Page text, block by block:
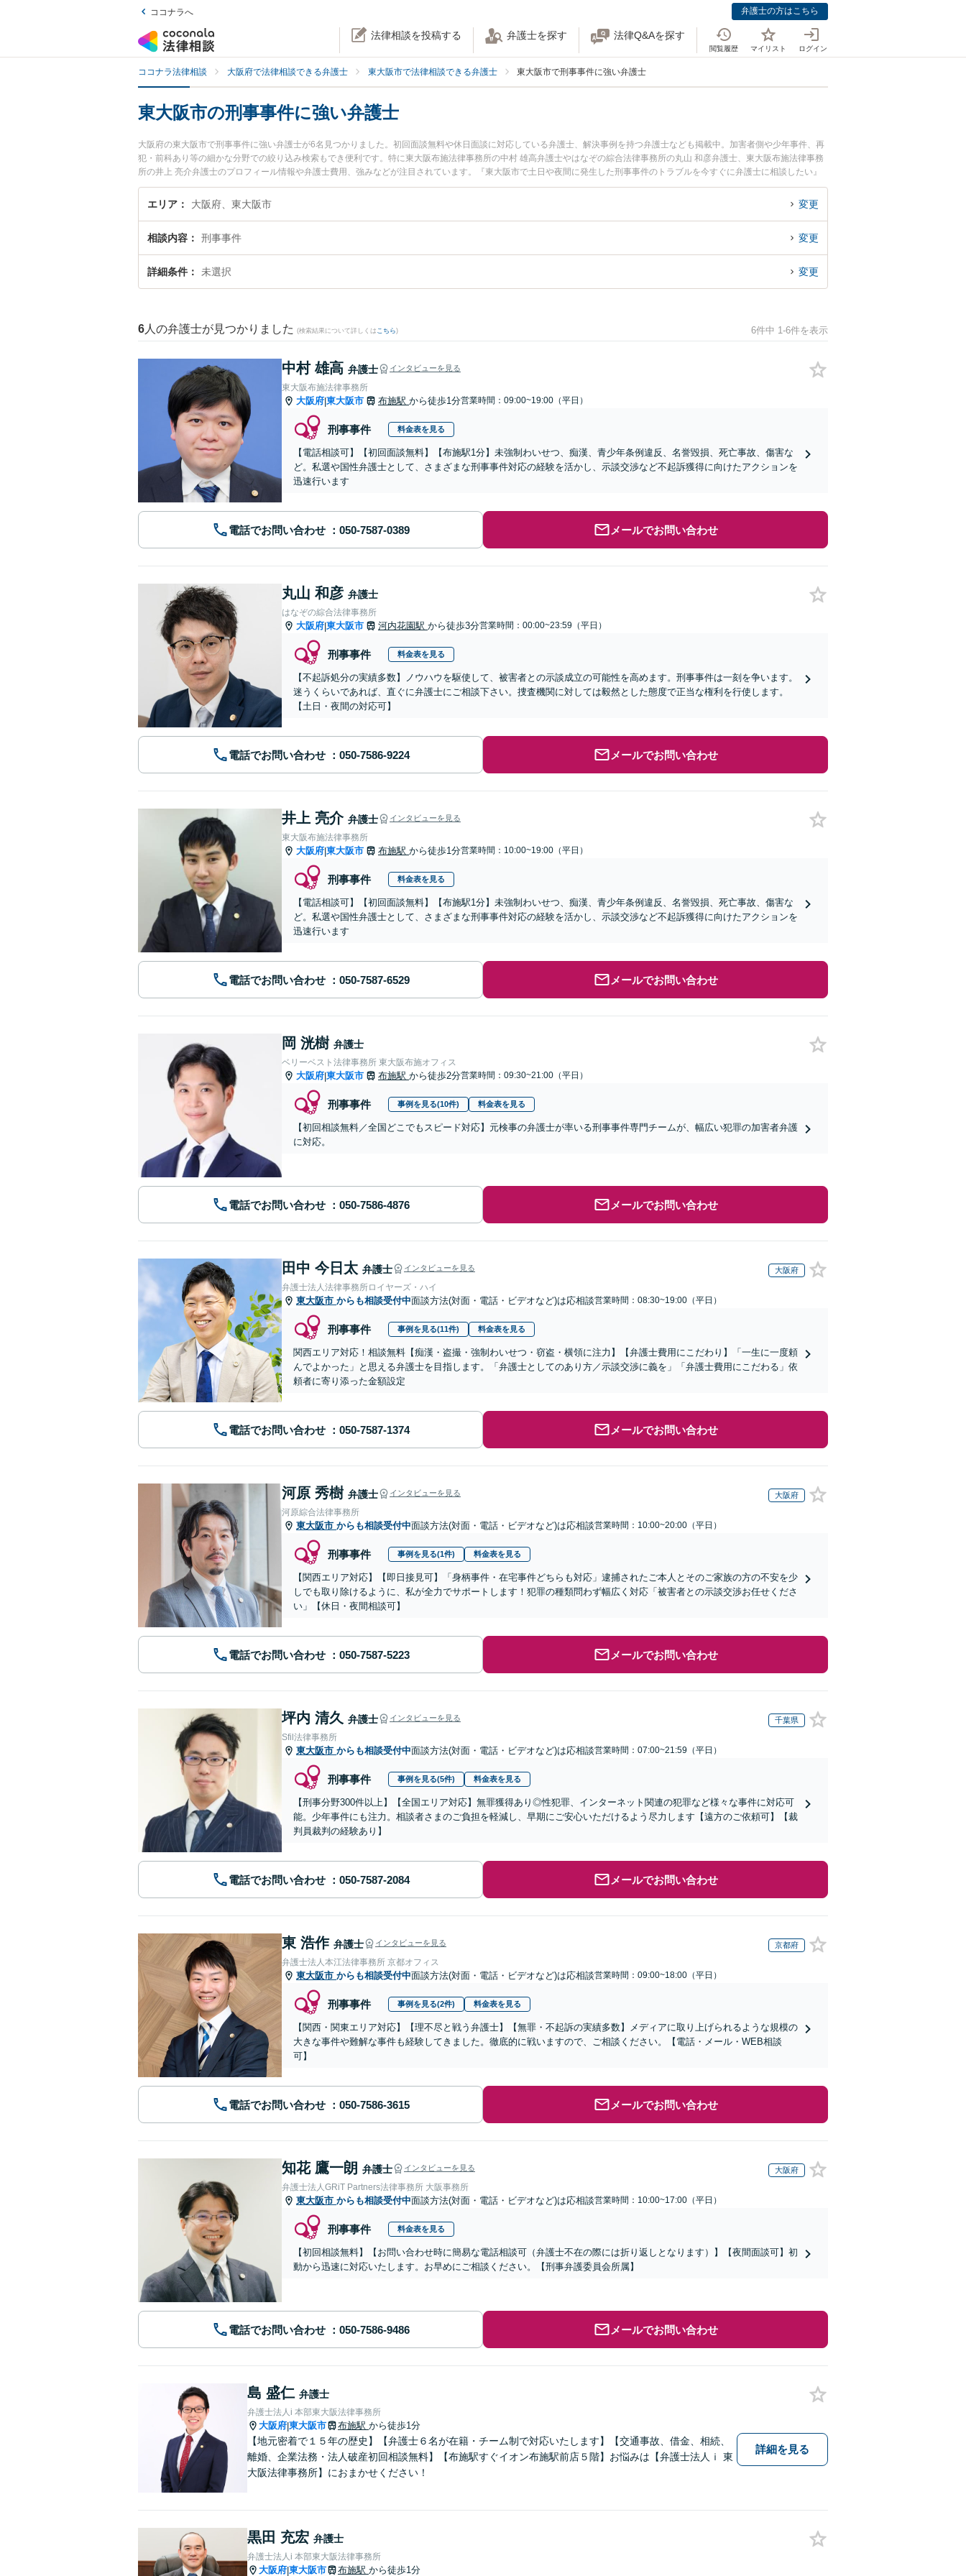
ココナラへ 弁護士の方はこちら
法律相談を投稿する 弁護士を探す 法律Q&Aを探す
閲覧履歴 マイリスト ログイン
ココナラ法律相談 大阪府で法律相談できる弁護士 東大阪市で法律相談できる弁護士 東大阪市で刑事事件に強い弁護士
東大阪市の刑事事件に強い弁護士
大阪府の東大阪市で刑事事件に強い弁護士が6名見つかりました。初回面談無料や休日面談に対応している弁護士、解決事例を持つ弁護士なども掲載中。加害者側や少年事件、再
犯・前科あり等の細かな分野での絞り込み検索もでき便利です。特に東大阪布施法律事務所の中村 雄高弁護士やはなぞの綜合法律事務所の丸山 和彦弁護士、東大阪布施法律事務
所の井上 亮介弁護士のプロフィール情報や弁護士費用、強みなどが注目されています。『東大阪市で土日や夜間に発生した刑事事件のトラブルを今すぐに弁護士に相談したい』
『刑事事件のトラブル解決の実績豊富な近くの弁護士を検索したい』『初回相談無料で刑事事件を法律相談できる東大阪市内の弁護士に相談予約したい』などでお困りの相談者さ
んにおすすめです。
エリア 大阪府、東大阪市 変更
相談内容 刑事事件 変更
詳細条件 未選択 変更
6 人の弁護士が見つかりました (検索結果について詳しくは こちら) 6件中 1-6件を表示
中村 雄高 弁護士 インタビューを見る
東大阪布施法律事務所
大阪府|東大阪市 布施駅 から徒歩1分営業時間：09:00~19:00（平日）
刑事事件 料金表を見る
【電話相談可】【初回面談無料】【布施駅1分】未強制わいせつ、痴漢、青少年条例違反、名誉毀損、死亡事故、傷害な
ど。私選や国性弁護士として、さまざまな刑事事件対応の経験を活かし、示談交渉など不起訴獲得に向けたアクションを
迅速行います
電話でお問い合わせ メールでお問い合わせ
丸山 和彦 弁護士
はなぞの綜合法律事務所
大阪府|東大阪市 河内花園駅 から徒歩3分営業時間：00:00~23:59（平日）
刑事事件 料金表を見る
【不起訴処分の実績多数】ノウハウを駆使して、被害者との示談成立の可能性を高めます。刑事事件は一刻を争います。
迷うくらいであれば、直ぐに弁護士にご相談下さい。捜査機関に対しては毅然とした態度で正当な権利を行使します。
【土日・夜間の対応可】
電話でお問い合わせ メールでお問い合わせ
井上 亮介 弁護士 インタビューを見る
東大阪布施法律事務所
大阪府|東大阪市 布施駅 から徒歩1分営業時間：10:00~19:00（平日）
刑事事件 料金表を見る
【電話相談可】【初回面談無料】【布施駅1分】未強制わいせつ、痴漢、青少年条例違反、名誉毀損、死亡事故、傷害な
ど。私選や国性弁護士として、さまざまな刑事事件対応の経験を活かし、示談交渉など不起訴獲得に向けたアクションを
迅速行います
電話でお問い合わせ メールでお問い合わせ
岡 洸樹 弁護士
ベリーベスト法律事務所 東大阪布施オフィス
大阪府|東大阪市 布施駅 から徒歩2分営業時間：09:30~21:00（平日）
刑事事件 事例を見る(10件) 料金表を見る
【初回相談無料／全国どこでもスピード対応】元検事の弁護士が率いる刑事事件専門チームが、幅広い犯罪の加害者弁護
に対応。
電話でお問い合わせ メールでお問い合わせ
田中 今日太 弁護士 インタビューを見る 大阪府
弁護士法人法律事務所ロイヤーズ・ハイ
東大阪市 からも相談受付中面談方法(対面・電話・ビデオなど)は応相談営業時間：08:30~19:00（平日）
刑事事件 事例を見る(11件) 料金表を見る
関西エリア対応！相談無料【痴漢・盗撮・強制わいせつ・窃盗・横領に注力】【弁護士費用にこだわり】「一生に一度頼
んでよかった」と思える弁護士を目指します。「弁護士としてのあり方／示談交渉に義を」「弁護士費用にこだわる」依
頼者に寄り添った金額設定
電話でお問い合わせ メールでお問い合わせ
河原 秀樹 弁護士 インタビューを見る 大阪府
河原綜合法律事務所
東大阪市 からも相談受付中面談方法(対面・電話・ビデオなど)は応相談営業時間：10:00~20:00（平日）
刑事事件 事例を見る(1件) 料金表を見る
【関西エリア対応】【即日接見可】「身柄事件・在宅事件どちらも対応」逮捕されたご本人とそのご家族の方の不安を少
しでも取り除けるように、私が全力でサポートします！犯罪の種類問わず幅広く対応「被害者との示談交渉お任せくださ
い」【休日・夜間相談可】
電話でお問い合わせ メールでお問い合わせ
坪内 清久 弁護士 インタビューを見る 千葉県
Sfil法律事務所
東大阪市 からも相談受付中面談方法(対面・電話・ビデオなど)は応相談営業時間：07:00~21:59（平日）
刑事事件 事例を見る(5件) 料金表を見る
【刑事分野300件以上】【全国エリア対応】無罪獲得あり◎性犯罪、インターネット関連の犯罪など様々な事件に対応可
能。少年事件にも注力。相談者さまのご負担を軽減し、早期にご安心いただけるよう尽力します【遠方のご依頼可】【裁
判員裁判の経験あり】
電話でお問い合わせ メールでお問い合わせ
東 浩作 弁護士 インタビューを見る 京都府
弁護士法人本江法律事務所 京都オフィス
東大阪市 からも相談受付中面談方法(対面・電話・ビデオなど)は応相談営業時間：09:00~18:00（平日）
刑事事件 事例を見る(2件) 料金表を見る
【関西・関東エリア対応】【理不尽と戦う弁護士】【無罪・不起訴の実績多数】メディアに取り上げられるような規模の
大きな事件や難解な事件も経験してきました。徹底的に戦いますので、ご相談ください。【電話・メール・WEB相談
可】
電話でお問い合わせ メールでお問い合わせ
知花 鷹一朗 弁護士 インタビューを見る 大阪府
弁護士法人GRiT Partners法律事務所 大阪事務所
東大阪市 からも相談受付中面談方法(対面・電話・ビデオなど)は応相談営業時間：10:00~17:00（平日）
刑事事件 料金表を見る
【初回相談無料】【お問い合わせ時に簡易な電話相談可（弁護士不在の際には折り返しとなります）】【夜間面談可】初
動から迅速に対応いたします。お早めにご相談ください。【刑事弁護委員会所属】
電話でお問い合わせ メールでお問い合わせ
島 盛仁 弁護士
弁護士法人i 本部東大阪法律事務所
大阪府|東大阪市 布施駅 から徒歩1分
【地元密着で１５年の歴史】【弁護士６名が在籍・チーム制で対応いたします】【交通事故、借金、相続、
離婚、企業法務・法人破産初回相談無料】【布施駅すぐイオン布施駅前店５階】お悩みは【弁護士法人ｉ 東
大阪法律事務所】におまかせください！
詳細を見る
黒田 充宏 弁護士
弁護士法人i 本部東大阪法律事務所
大阪府|東大阪市 布施駅 から徒歩1分